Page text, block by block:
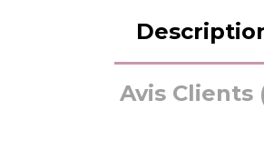
Avis Clients